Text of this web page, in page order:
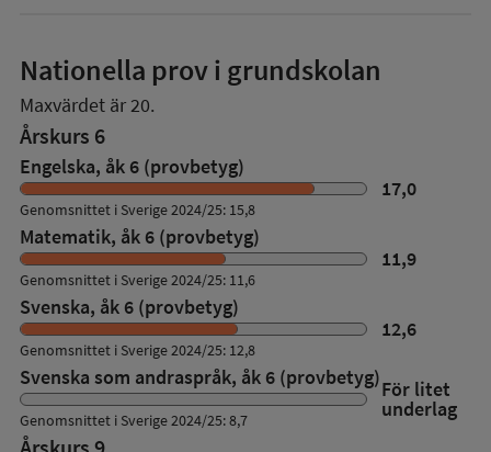
Nationella prov i grundskolan
Maxvärdet är 20.
Årskurs 6
Engelska, åk 6 (provbetyg)
17,0
Genomsnittet i Sverige 2024/25: 15,8
Matematik, åk 6 (provbetyg)
11,9
Genomsnittet i Sverige 2024/25: 11,6
Svenska, åk 6 (provbetyg)
12,6
Genomsnittet i Sverige 2024/25: 12,8
Svenska som andraspråk, åk 6 (provbetyg)För litet
underlag
Genomsnittet i Sverige 2024/25: 8,7